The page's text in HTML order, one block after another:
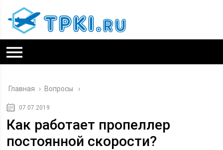
Главная › Вопросы
07.07.2019
Как работает пропеллер
постоянной скорости?